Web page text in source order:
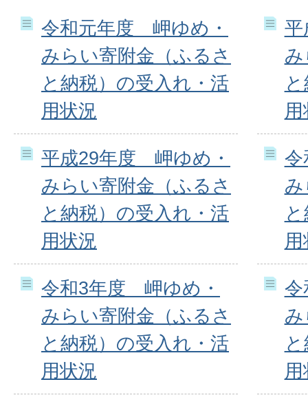
令和元年度 岬ゆめ・
みらい寄附金（ふるさ
と納税）の受入れ・活
用状況
平成29年度 岬ゆめ・
みらい寄附金（ふるさ
と納税）の受入れ・活
用状況
令和3年度 岬ゆめ・
みらい寄附金（ふるさ
と納税）の受入れ・活
用状況